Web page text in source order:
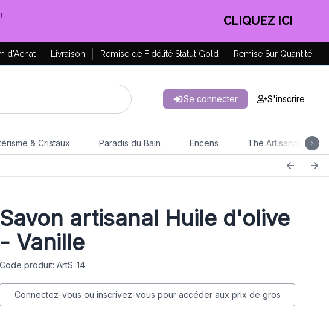
EN PROFITER !
d'Achat Livraison Remise de Fidélité Statut Gold Remise Sur Quantité
Se connecter S'inscrire
& Cristaux Paradis du Bain Encens Thé Artisanal
Savon artisanal Huile d'olive
- Vanille
Code produit: ArtS-14
Connectez-vous ou inscrivez-vous pour accéder aux prix de gros